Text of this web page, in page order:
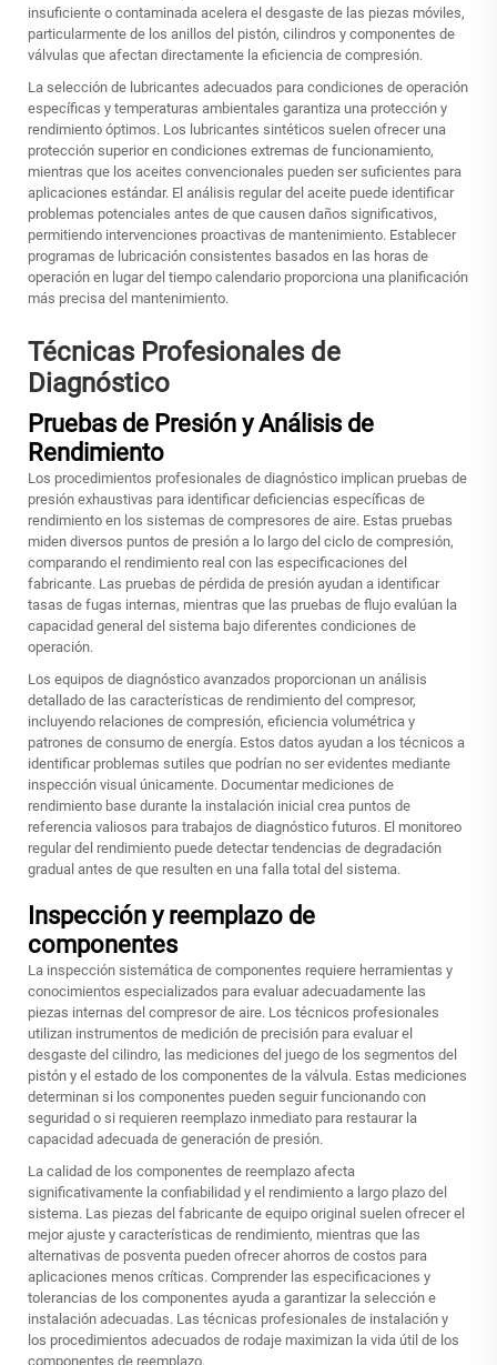
insuficiente o contaminada acelera el desgaste de las piezas móviles,
particularmente de los anillos del pistón, cilindros y componentes de
válvulas que afectan directamente la eficiencia de compresión.
La selección de lubricantes adecuados para condiciones de operación
específicas y temperaturas ambientales garantiza una protección y
rendimiento óptimos. Los lubricantes sintéticos suelen ofrecer una
protección superior en condiciones extremas de funcionamiento,
mientras que los aceites convencionales pueden ser suficientes para
aplicaciones estándar. El análisis regular del aceite puede identificar
problemas potenciales antes de que causen daños significativos,
permitiendo intervenciones proactivas de mantenimiento. Establecer
programas de lubricación consistentes basados en las horas de
operación en lugar del tiempo calendario proporciona una planificación
más precisa del mantenimiento.
Técnicas Profesionales de
Diagnóstico
Pruebas de Presión y Análisis de
Rendimiento
Los procedimientos profesionales de diagnóstico implican pruebas de
presión exhaustivas para identificar deficiencias específicas de
rendimiento en los sistemas de compresores de aire. Estas pruebas
miden diversos puntos de presión a lo largo del ciclo de compresión,
comparando el rendimiento real con las especificaciones del
fabricante. Las pruebas de pérdida de presión ayudan a identificar
tasas de fugas internas, mientras que las pruebas de flujo evalúan la
capacidad general del sistema bajo diferentes condiciones de
operación.
Los equipos de diagnóstico avanzados proporcionan un análisis
detallado de las características de rendimiento del compresor,
incluyendo relaciones de compresión, eficiencia volumétrica y
patrones de consumo de energía. Estos datos ayudan a los técnicos a
identificar problemas sutiles que podrían no ser evidentes mediante
inspección visual únicamente. Documentar mediciones de
rendimiento base durante la instalación inicial crea puntos de
referencia valiosos para trabajos de diagnóstico futuros. El monitoreo
regular del rendimiento puede detectar tendencias de degradación
gradual antes de que resulten en una falla total del sistema.
Inspección y reemplazo de
componentes
La inspección sistemática de componentes requiere herramientas y
conocimientos especializados para evaluar adecuadamente las
piezas internas del compresor de aire. Los técnicos profesionales
utilizan instrumentos de medición de precisión para evaluar el
desgaste del cilindro, las mediciones del juego de los segmentos del
pistón y el estado de los componentes de la válvula. Estas mediciones
determinan si los componentes pueden seguir funcionando con
seguridad o si requieren reemplazo inmediato para restaurar la
capacidad adecuada de generación de presión.
La calidad de los componentes de reemplazo afecta
significativamente la confiabilidad y el rendimiento a largo plazo del
sistema. Las piezas del fabricante de equipo original suelen ofrecer el
mejor ajuste y características de rendimiento, mientras que las
alternativas de posventa pueden ofrecer ahorros de costos para
aplicaciones menos críticas. Comprender las especificaciones y
tolerancias de los componentes ayuda a garantizar la selección e
instalación adecuadas. Las técnicas profesionales de instalación y
los procedimientos adecuados de rodaje maximizan la vida útil de los
componentes de reemplazo.